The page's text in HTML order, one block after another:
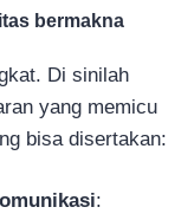
bermakna
Di sinilah
yang memicu
bisa disertakan:
: